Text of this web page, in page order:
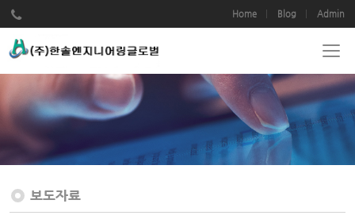
Home Blog Admin
보도자료